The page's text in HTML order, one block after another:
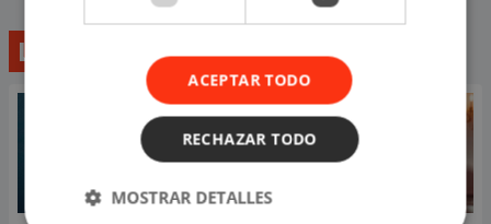
Lo último
ACEPTAR TODO
RECHAZAR TODO
MOSTRAR DETALLES